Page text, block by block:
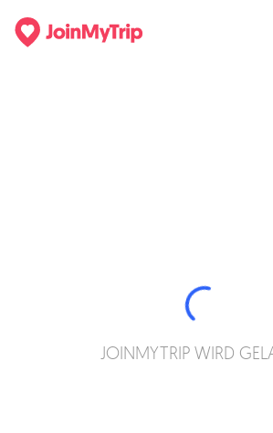
JOINMYTRIP WIRD